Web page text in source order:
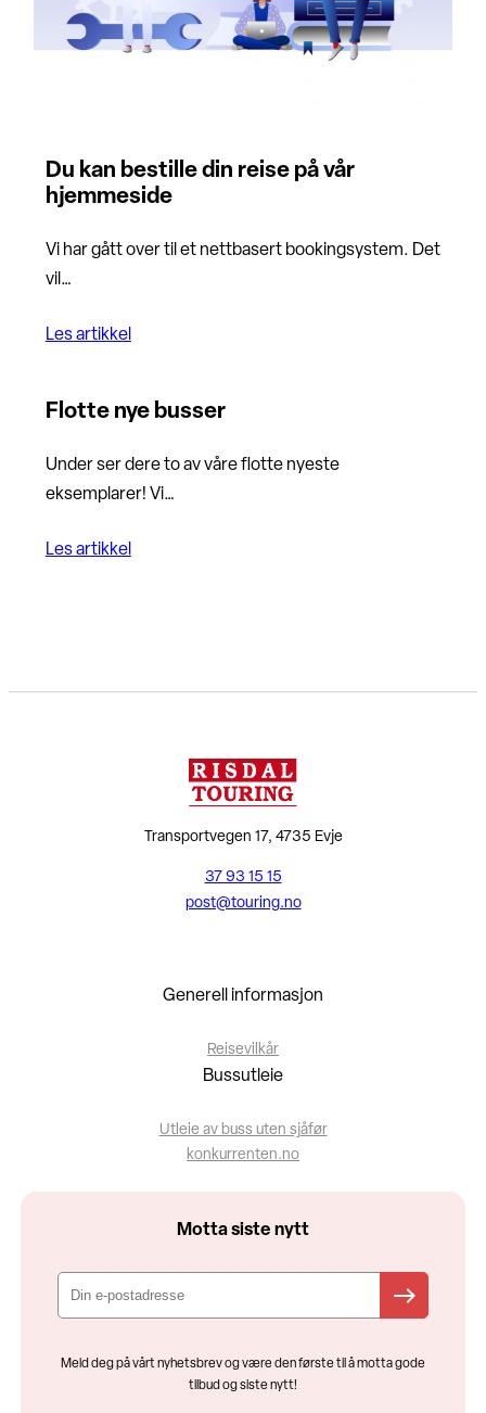
Du kan bestille din reise på vår
hjemmeside
Vi har gått over til et nettbasert bookingsystem. Det
vil…
Les artikkel
Flotte nye busser
Under ser dere to av våre flotte nyeste
eksemplarer! Vi…
Les artikkel
Transportvegen 17, 4735 Evje
37 93 15 15
post@touring.no
Generell informasjon
Reisevilkår
Bussutleie
Utleie av buss uten sjåfør
konkurrenten.no
Motta siste nytt
Meld deg på vårt nyhetsbrev og være den første til å motta gode
tilbud og siste nytt!